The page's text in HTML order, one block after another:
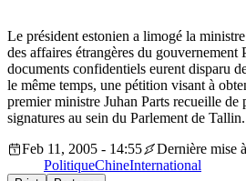
Le président estonien a limogé la ministre
des affaires étrangères du gouvernement
documents confidentiels eurent disparu
le même temps, une pétition visant à
premier ministre Juhan Parts recueille de
signatures au sein du Parlement de Tallin.
Feb 11, 2005 - 14:55
Dernière mise
PolitiqueChineInternational